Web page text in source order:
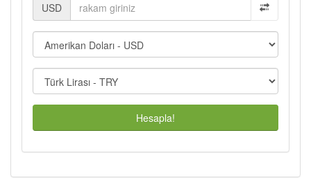
USD
Hesapla!